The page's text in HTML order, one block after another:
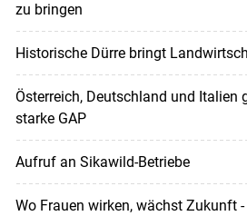
zu bringen
Historische Dürre bringt
Österreich, Deutschland und Italien
starke GAP
Aufruf an Sikawild-Betriebe
Wo Frauen wirken, wächst Zukunft